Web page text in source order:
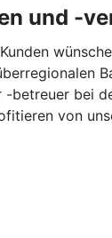
und -
bei
von